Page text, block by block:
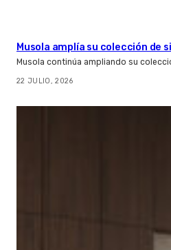
Musola amplía su colección
Musola continúa ampliando su
22 JULIO, 2026